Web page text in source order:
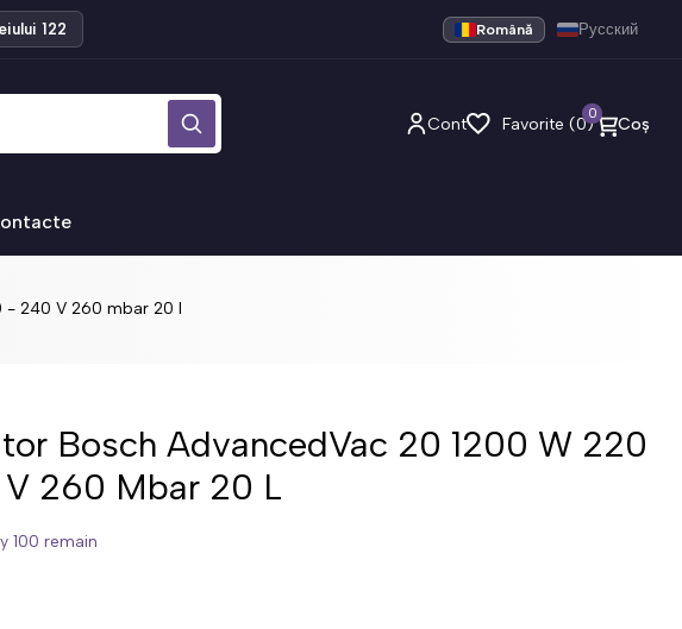
122 Română Русский
Cont Favorite (0) Coș
0
- 240 V 260 mbar 20 l
Bosch AdvancedVac 20 1200 W 220
260 Mbar 20 L
100 remain